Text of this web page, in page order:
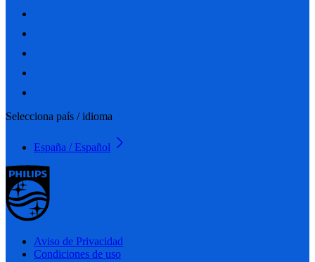
Selecciona país / idioma
España / Español
Aviso de Privacidad
Condiciones de uso